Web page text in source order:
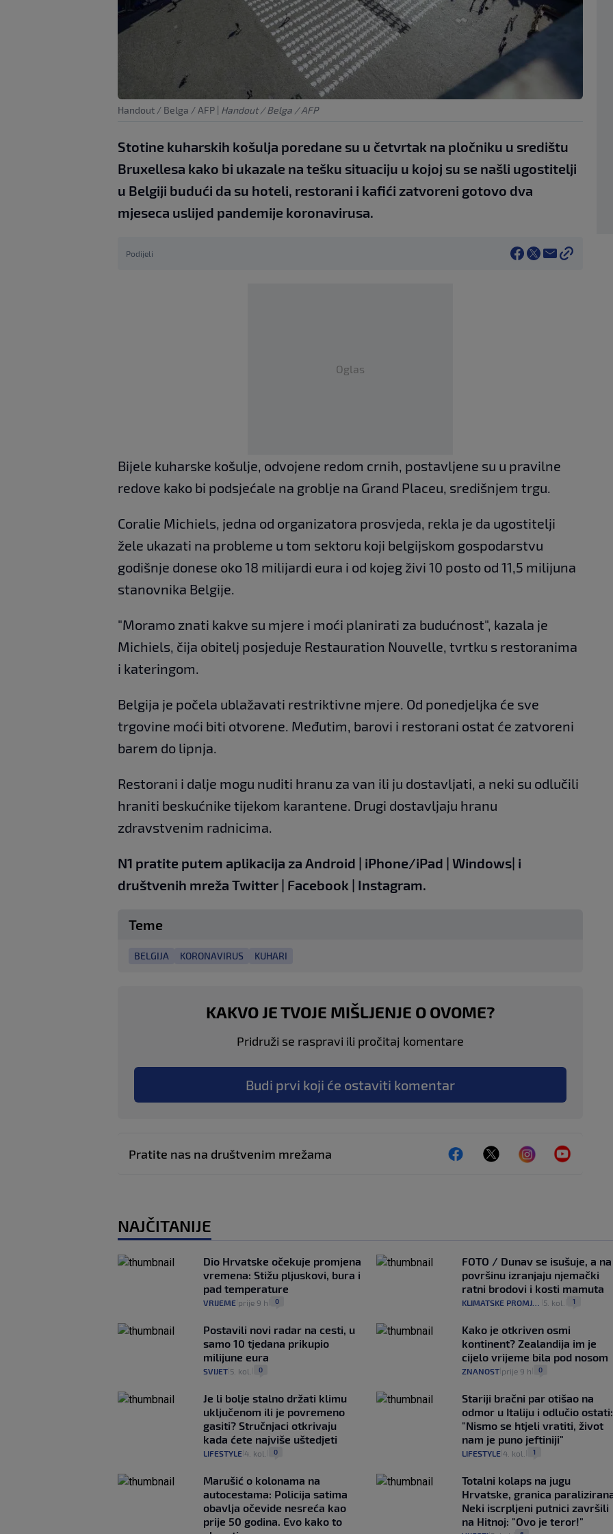
Handout / Belga / AFP | Handout / Belga / AFP
Stotine kuharskih košulja poredane su u četvrtak na pločniku u središtu
Bruxellesa kako bi ukazale na tešku situaciju u kojoj su se našli ugostitelji
u Belgiji budući da su hoteli, restorani i kafići zatvoreni gotovo dva
mjeseca uslijed pandemije koronavirusa.
Podijeli
Oglas
Bijele kuharske košulje, odvojene redom crnih, postavljene su u pravilne
redove kako bi podsjećale na groblje na Grand Placeu, središnjem trgu.
Coralie Michiels, jedna od organizatora prosvjeda, rekla je da ugostitelji
žele ukazati na probleme u tom sektoru koji belgijskom gospodarstvu
godišnje donese oko 18 milijardi eura i od kojeg živi 10 posto od 11,5 milijuna
stanovnika Belgije.
"Moramo znati kakve su mjere i moći planirati za budućnost", kazala je
Michiels, čija obitelj posjeduje Restauration Nouvelle, tvrtku s restoranima
i kateringom.
Belgija je počela ublažavati restriktivne mjere. Od ponedjeljka će sve
trgovine moći biti otvorene. Međutim, barovi i restorani ostat će zatvoreni
barem do lipnja.
Restorani i dalje mogu nuditi hranu za van ili ju dostavljati, a neki su odlučili
hraniti beskućnike tijekom karantene. Drugi dostavljaju hranu
zdravstvenim radnicima.
N1 pratite putem aplikacija za Android | iPhone/iPad | Windows| i
društvenih mreža Twitter | Facebook | Instagram.
Teme
BELGIJA KORONAVIRUS KUHARI
KAKVO JE TVOJE MIŠLJENJE O OVOME?
Pridruži se raspravi ili pročitaj komentare
Budi prvi koji će ostaviti komentar
Pratite nas na društvenim mrežama
NAJČITANIJE
Dio Hrvatske očekuje promjena
vremena: Stižu pljuskovi, bura i
pad temperature
VRIJEME prije 9 h 0
FOTO / Dunav se isušuje, a na
površinu izranjaju njemački
ratni brodovi i kosti mamuta
KLIMATSKE PROMJENE 5. kol. 1
Postavili novi radar na cesti, u
samo 10 tjedana prikupio
milijune eura
SVIJET 5. kol. 0
Kako je otkriven osmi
kontinent? Zealandija im je
cijelo vrijeme bila pod nosom
ZNANOST| prije 9 h 0
Je li bolje stalno držati klimu
uključenom ili je povremeno
gasiti? Stručnjaci otkrivaju
kada ćete najviše uštedjeti
LIFESTYLE 4. kol. 0
Stariji bračni par otišao na
odmor u Italiju i odlučio ostati:
"Nismo se htjeli vratiti, život
nam je puno jeftiniji"
LIFESTYLE| 4. kol. 1
Marušić o kolonama na
autocestama: Policija satima
obavlja očevide nesreća kao
prije 50 godina. Evo kako to
Totalni kolaps na jugu
Hrvatske, granica
Neki iscrpljeni putnici završili
na Hitnoj: "Ovo je teror!"